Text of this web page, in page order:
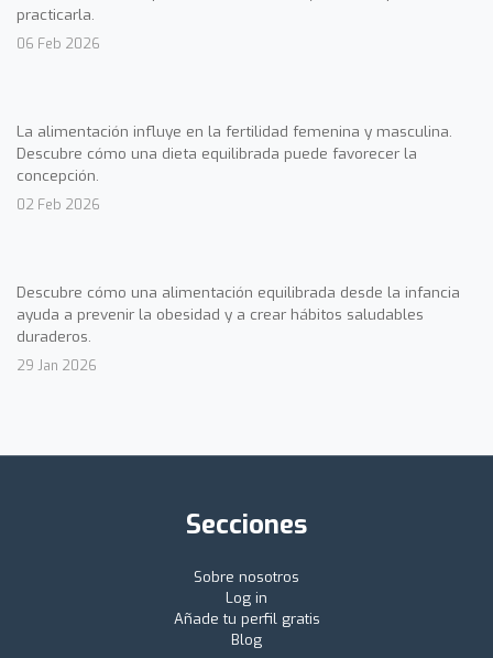
practicarla.
06 Feb 2026
La alimentación influye en la fertilidad femenina y masculina.
Descubre cómo una dieta equilibrada puede favorecer la
concepción.
02 Feb 2026
Descubre cómo una alimentación equilibrada desde la infancia
ayuda a prevenir la obesidad y a crear hábitos saludables
duraderos.
29 Jan 2026
Secciones
Sobre nosotros
Log in
Añade tu perfil gratis
Blog